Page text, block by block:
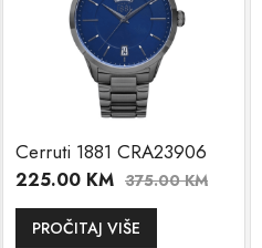
Cerruti 1881 CRA23906
225.00 KM 375.00KM
PROČITAJ VIŠE